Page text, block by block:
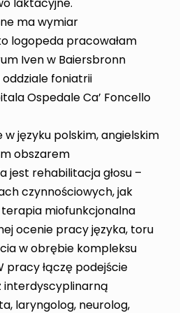
ma wymiar
logopeda pracowałam
Iven w Baiersbronn
foniatrii
Ospedale Ca’ Foncello
języku polskim, angielskim
obszarem
jest rehabilitacja głosu –
czynnościowych, jak
miofunkcjonalna
ocenie pracy języka, toru
w obrębie kompleksu
łączę podejście
interdyscyplinarną
laryngolog, neurolog,